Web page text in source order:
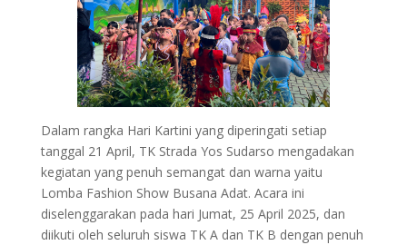
Dalam rangka Hari Kartini yang diperingati setiap
tanggal 21 April, TK Strada Yos Sudarso mengadakan
kegiatan yang penuh semangat dan warna yaitu
Lomba Fashion Show Busana Adat. Acara ini
diselenggarakan pada hari Jumat, 25 April 2025, dan
diikuti oleh seluruh siswa TK A dan TK B dengan penuh